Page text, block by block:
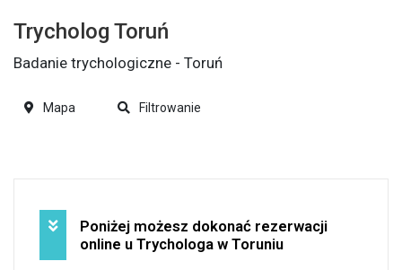
Poniżej możesz dokonać rezerwacji
online u Trychologa w Toruniu
Trycholog Toruń
Badanie trychologiczne - Toruń
Mapa Filtrowanie